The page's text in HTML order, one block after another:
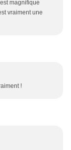
magnifique
vraiment une
!